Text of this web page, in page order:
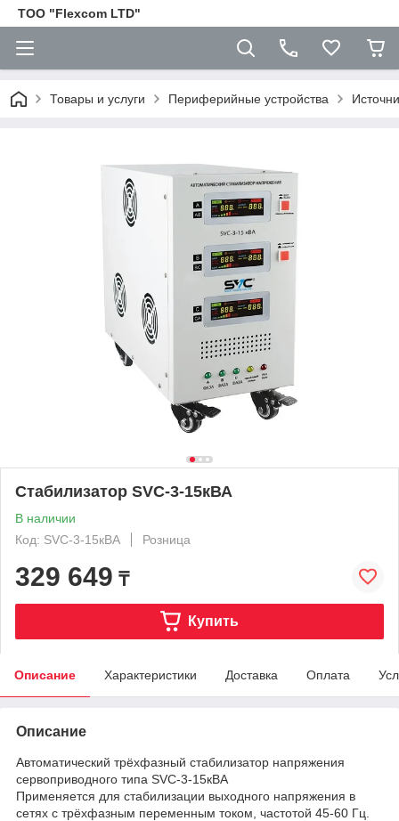
ТОО "Flexcom LTD"
Товары и услуги Периферийные устройства
Стабилизатор SVC-3-15кВА
В наличии
Код: SVC-3-15кВА
Розница
329 649 ₸
Купить
Описание Характеристики Доставка Оплата
Описание
Автоматический трёхфазный стабилизатор напряжения
сервоприводного типа SVC-3-15кВА
Применяется для стабилизации выходного напряжения в
сетях с трёхфазным переменным током, частотой 45-60 Гц.